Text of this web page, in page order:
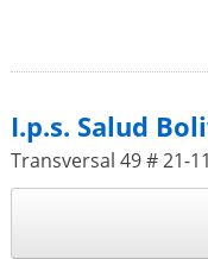
I.p.s. Salud
Transversal 49 # 21-